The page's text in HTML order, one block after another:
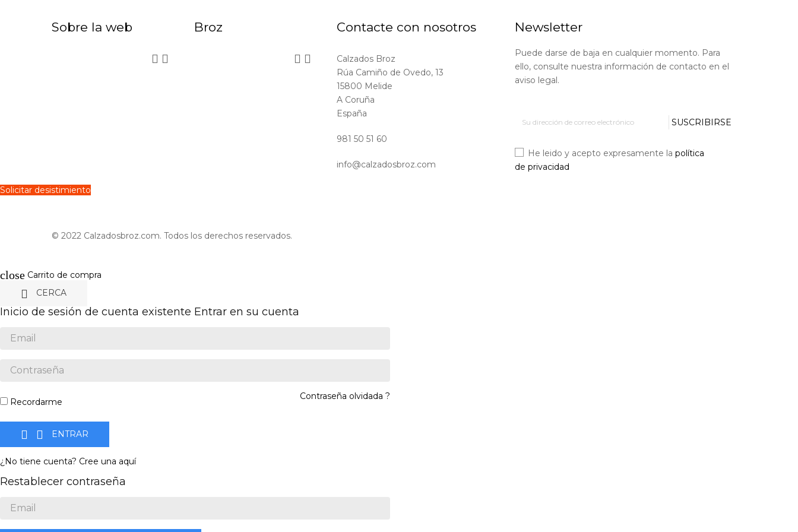
Sobre la web
 
Broz
 
Contacte con nosotros
Calzados Broz
Rúa Camiño de Ovedo, 13
15800 Melide
A Coruña
España
981 50 51 60
info@calzadosbroz.com
Newsletter
Puede darse de baja en cualquier momento. Para
ello, consulte nuestra información de contacto en el
aviso legal.
SUSCRIBIRSE
He leido y acepto expresamente la política
de privacidad
Solicitar desistimiento
© 2022 Calzadosbroz.com. Todos los derechos reservados.
close Carrito de compra
 CERCA
Inicio de sesión de cuenta existente Entrar en su cuenta
Recordarme
Contraseña olvidada ?
  ENTRAR
¿No tiene cuenta? Cree una aquí
Restablecer contraseña